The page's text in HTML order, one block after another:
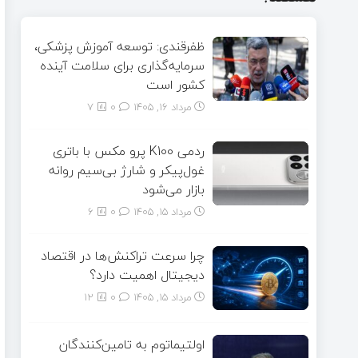
ظفرقندی: توسعه آموزش پزشکی،
سرمایه‌گذاری برای سلامت آینده
کشور است
مرداد ۱۶, ۱۴۰۵ 7
ردمی K100 پرو مکس با باتری
غول‌پیکر و شارژ بی‌سیم روانه
بازار می‌شود
مرداد ۱۵, ۱۴۰۵ 6
چرا سرعت تراکنش‌ها در اقتصاد
دیجیتال اهمیت دارد؟
مرداد ۱۵, ۱۴۰۵ 12
اولتیماتوم به تامین‌کنندگان